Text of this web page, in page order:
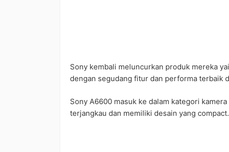
Sony kembali meluncurkan produk mereka
dengan segudang fitur dan performa terbaik
Sony A6600 masuk ke dalam kategori
terjangkau dan memiliki desain yang compact.